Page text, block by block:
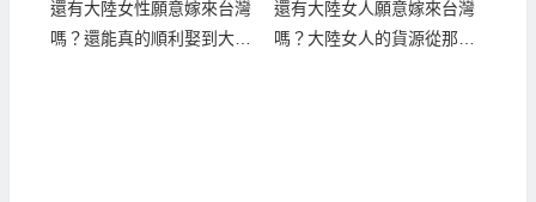
還有大陸女性願意嫁來台灣
嗎？還能真的順利娶到大陸
還有大陸女人願意嫁來台灣
嗎？大陸女人的貨源從那